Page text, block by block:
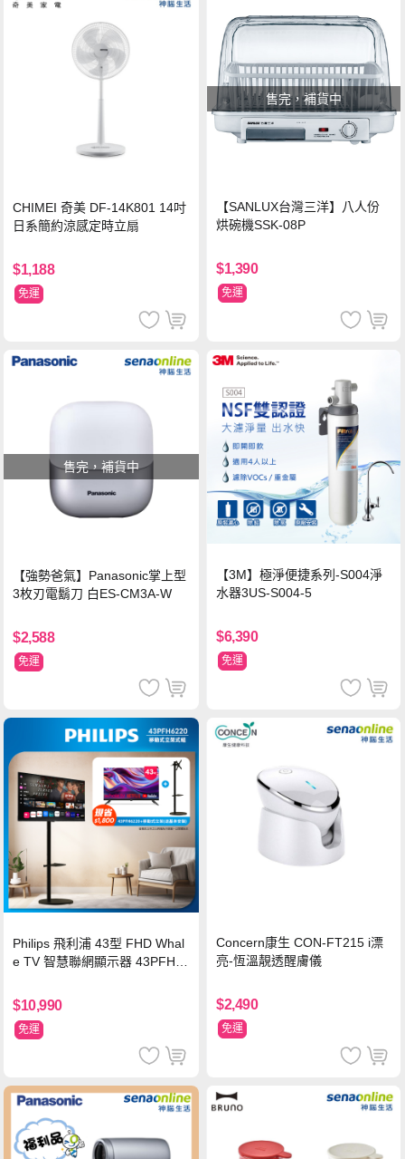
CHIMEI 奇美 DF-14K801 14吋
日系簡約涼感定時立扇
$1,188
免運
售完，補貨中
【SANLUX台灣三洋】八人份
烘碗機SSK-08P
$1,390
免運
售完，補貨中
【強勢爸氣】Panasonic掌上型
3枚刃電鬍刀 白ES-CM3A-W
$2,588
免運
【3M】極淨便捷系列-S004淨
水器3US-S004-5
$6,390
免運
Philips 飛利浦 43型 FHD Whal
e TV 智慧聯網顯示器 43PFH6
$10,990
免運
Concern康生 CON-FT215 i漂
亮-恆溫靚透醒膚儀
$2,490
免運